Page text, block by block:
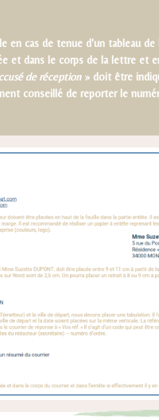
en cas de tenue d'un tableau de
et dans le corps de la lettre et
de réception» doit être
conseillé de reporter le